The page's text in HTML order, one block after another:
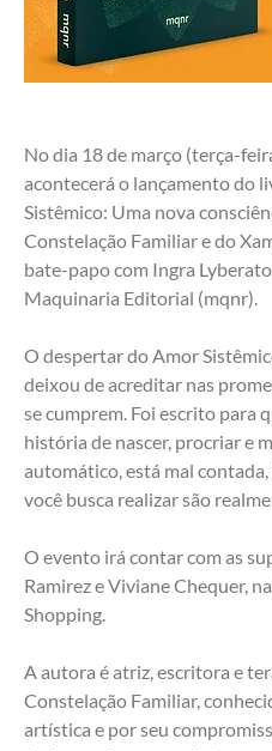
No dia 18 de março (terça-
acontecerá o lançamento do
Sistêmico: Uma nova
Constelação Familiar e do
bate-papo com Ingra
Maquinaria Editorial (mqnr).
O despertar do Amor
deixou de acreditar nas
se cumprem. Foi escrito para
história de nascer, procriar e
automático, está mal
você busca realizar são
O evento irá contar com as
Ramirez e Viviane Chequer,
Shopping.
A autora é atriz, escritora e
Constelação Familiar,
artística e por seu